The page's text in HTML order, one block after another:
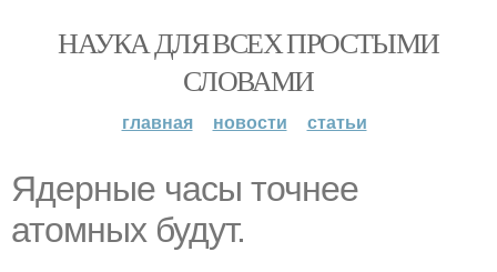
НАУКА ДЛЯ ВСЕХ ПРОСТЫМИ
СЛОВАМИ
главная новости статьи
Ядерные часы точнее
атомных будут.